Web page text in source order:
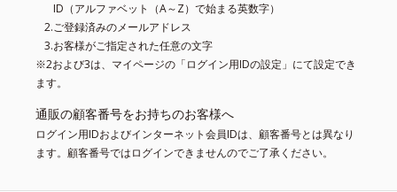
ID（アルファベット（A～Z）で始まる英数字）
ご登録済みのメールアドレス
お客様がご指定された任意の文字
※2および3は、マイページの「ログイン用IDの設定」にて設定でき
ます。
通販の顧客番号をお持ちのお客様へ
ログイン用IDおよびインターネット会員IDは、顧客番号とは異なり
ます。顧客番号ではログインできませんのでご了承ください。